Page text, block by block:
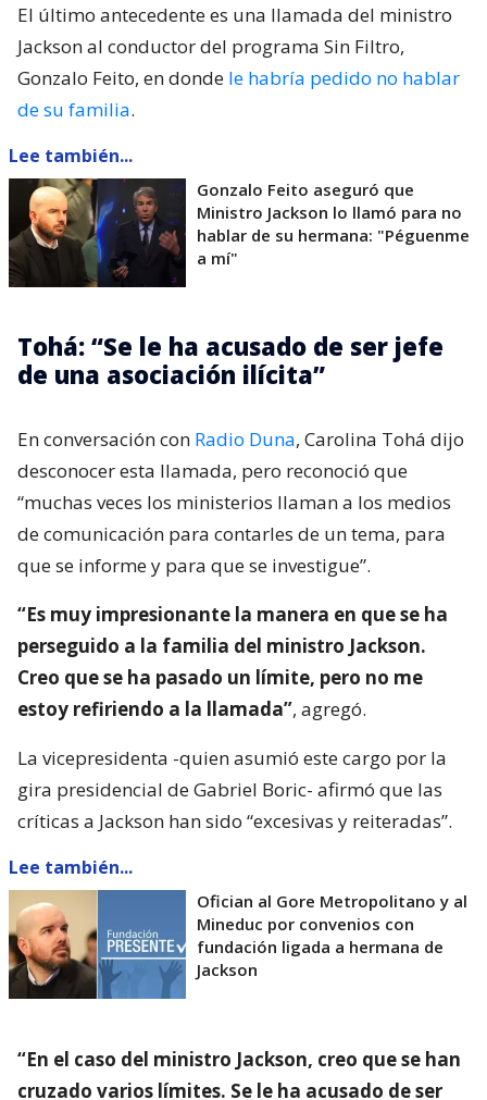
El último antecedente es una llamada del ministro
Jackson al conductor del programa Sin Filtro,
Gonzalo Feito, en donde le habría pedido no hablar
de su familia.
Lee también...
Gonzalo Feito aseguró que
Ministro Jackson lo llamó para no
hablar de su hermana: "Péguenme
a mí"
Tohá: “Se le ha acusado de ser jefe
de una asociación ilícita”
En conversación con Radio Duna, Carolina Tohá dijo
desconocer esta llamada, pero reconoció que
“muchas veces los ministerios llaman a los medios
de comunicación para contarles de un tema, para
que se informe y para que se investigue”.
“Es muy impresionante la manera en que se ha
perseguido a la familia del ministro Jackson.
Creo que se ha pasado un límite, pero no me
estoy refiriendo a la llamada”, agregó.
La vicepresidenta -quien asumió este cargo por la
gira presidencial de Gabriel Boric- afirmó que las
críticas a Jackson han sido “excesivas y reiteradas”.
Lee también...
Ofician al Gore Metropolitano y al
Mineduc por convenios con
fundación ligada a hermana de
Jackson
“En el caso del ministro Jackson, creo que se han
cruzado varios límites. Se le ha acusado de ser